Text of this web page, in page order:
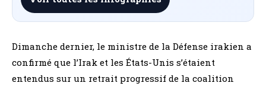
Dimanche dernier, le ministre de la Défense irakien a
confirmé que l’Irak et les États-Unis s’étaient
entendus sur un retrait progressif de la coalition